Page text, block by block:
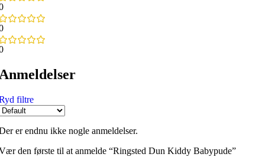
filtre
er endnu ikke nogle anmeldelser.
den første til at anmelde “Ringsted Dun Kiddy Babypude”